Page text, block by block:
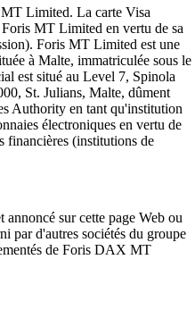
Limited. La carte Visa
MT Limited en vertu de sa
Foris MT Limited est une
à Malte, immatriculée sous le
est situé au Level 7, Spinola
St. Julians, Malte, dûment
Authority en tant qu'institution
électroniques en vertu de
financières (institutions de
sur cette page Web ou
par d'autres sociétés du groupe
de Foris DAX MT